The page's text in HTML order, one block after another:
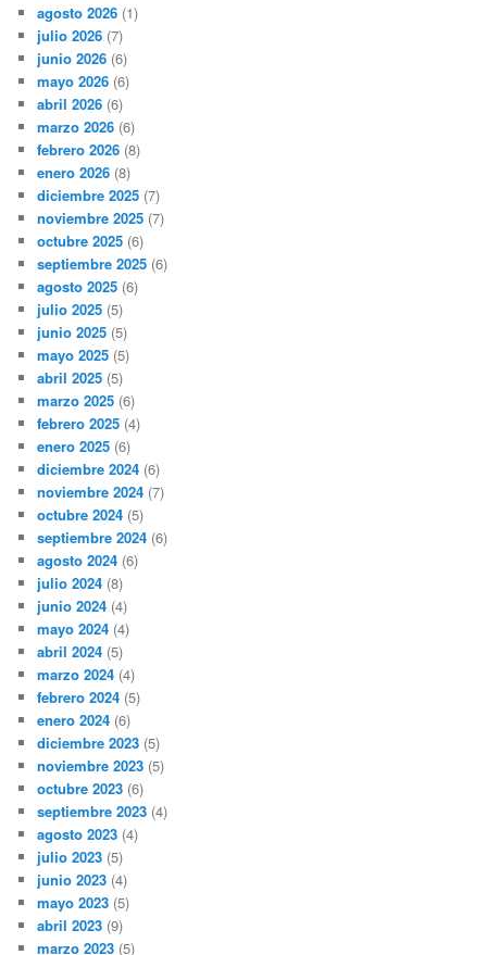
agosto 2026 (1)
julio 2026 (7)
junio 2026 (6)
mayo 2026 (6)
abril 2026 (6)
marzo 2026 (6)
febrero 2026 (8)
enero 2026 (8)
diciembre 2025 (7)
noviembre 2025 (7)
octubre 2025 (6)
septiembre 2025 (6)
agosto 2025 (6)
julio 2025 (5)
junio 2025 (5)
mayo 2025 (5)
abril 2025 (5)
marzo 2025 (6)
febrero 2025 (4)
enero 2025 (6)
diciembre 2024 (6)
noviembre 2024 (7)
octubre 2024 (5)
septiembre 2024 (6)
agosto 2024 (6)
julio 2024 (8)
junio 2024 (4)
mayo 2024 (4)
abril 2024 (5)
marzo 2024 (4)
febrero 2024 (5)
enero 2024 (6)
diciembre 2023 (5)
noviembre 2023 (5)
octubre 2023 (6)
septiembre 2023 (4)
agosto 2023 (4)
julio 2023 (5)
junio 2023 (4)
mayo 2023 (5)
abril 2023 (9)
marzo 2023 (5)